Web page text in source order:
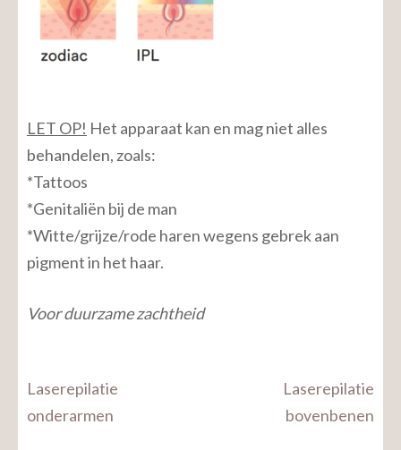
LET OP! Het apparaat kan en mag niet alles
behandelen, zoals:
*Tattoos
*Genitaliën bij de man
*Witte/grijze/rode haren wegens gebrek aan
pigment in het haar.
Voor duurzame zachtheid
Bericht
navigatie
Laserepilatie
onderarmen
Laserepilatie
bovenbenen